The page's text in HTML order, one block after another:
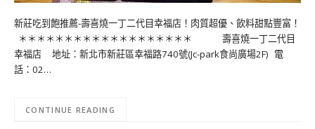
新莊吃到飽推薦-壽喜燒一丁二代目幸福店！肉質超優、飲料甜點豐富！
＊＊＊＊＊＊＊＊＊＊＊＊＊＊＊＊＊＊＊ 壽喜燒一丁二代目
幸福店 地址：新北市新莊區幸福路740號(Jc-park食尚廣場2F) 電
話：02…
CONTINUE READING